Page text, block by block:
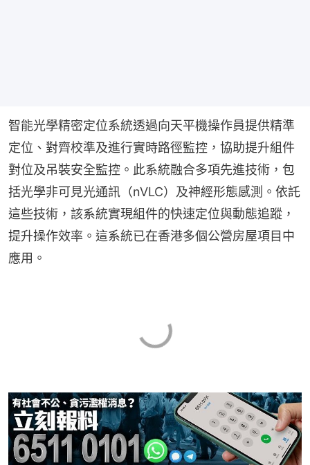
智能光學精密定位系統透過向天平機操作員提供精準
定位、對齊校準及進行實時路徑監控，協助提升組件
對位及吊裝安全監控。此系統融合多項先進技術，包
括光學非可見光通訊（nVLC）及神經形態感測。依託
這些技術，該系統實現組件的快速定位與動態追蹤，
提升操作效率。這系統已在香港多個公營房屋項目中
應用。